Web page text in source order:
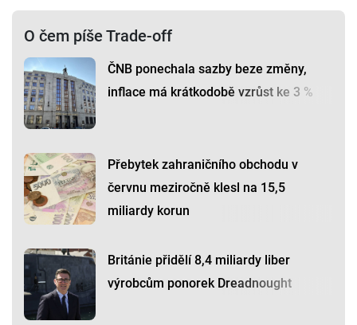
O čem píše Trade-off
ČNB ponechala sazby beze změny,
inflace má krátkodobě vzrůst ke 3 %
Přebytek zahraničního obchodu v
červnu meziročně klesl na 15,5
miliardy korun
Británie přidělí 8,4 miliardy liber
výrobcům ponorek Dreadnought